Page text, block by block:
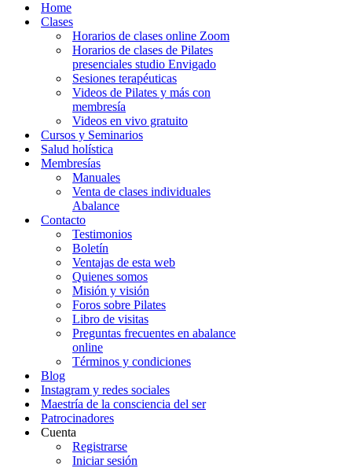
Home
Clases
Horarios de clases online Zoom
Horarios de clases de Pilates
presenciales studio Envigado
Sesiones terapéuticas
Videos de Pilates y más con
membresía
Videos en vivo gratuito
Cursos y Seminarios
Salud holística
Membresías
Manuales
Venta de clases individuales
Abalance
Contacto
Testimonios
Boletín
Ventajas de esta web
Quienes somos
Misión y visión
Foros sobre Pilates
Libro de visitas
Preguntas frecuentes en abalance
online
Términos y condiciones
Blog
Instagram y redes sociales
Maestría de la consciencia del ser
Patrocinadores
Cuenta
Registrarse
Iniciar sesión